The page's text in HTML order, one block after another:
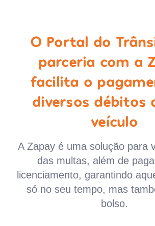
O Portal do
parceria com a
facilita o
diversos débitos
veículo
A Zapay é uma solução para
das multas, além de
licenciamento, garantindo
só no seu tempo, mas
bolso.